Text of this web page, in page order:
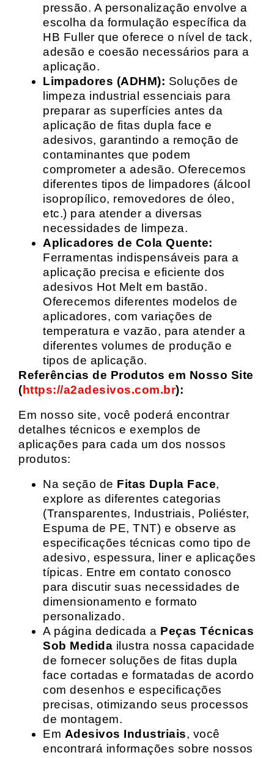
pressão. A personalização envolve a
escolha da formulação específica da
HB Fuller que oferece o nível de tack,
adesão e coesão necessários para a
aplicação.
Limpadores (ADHM): Soluções de
limpeza industrial essenciais para
preparar as superfícies antes da
aplicação de fitas dupla face e
adesivos, garantindo a remoção de
contaminantes que podem
comprometer a adesão. Oferecemos
diferentes tipos de limpadores (álcool
isopropílico, removedores de óleo,
etc.) para atender a diversas
necessidades de limpeza.
Aplicadores de Cola Quente:
Ferramentas indispensáveis para a
aplicação precisa e eficiente dos
adesivos Hot Melt em bastão.
Oferecemos diferentes modelos de
aplicadores, com variações de
temperatura e vazão, para atender a
diferentes volumes de produção e
tipos de aplicação.
Referências de Produtos em Nosso Site
(https://a2adesivos.com.br):
Em nosso site, você poderá encontrar
detalhes técnicos e exemplos de
aplicações para cada um dos nossos
produtos:
Na seção de Fitas Dupla Face,
explore as diferentes categorias
(Transparentes, Industriais, Poliéster,
Espuma de PE, TNT) e observe as
especificações técnicas como tipo de
adesivo, espessura, liner e aplicações
típicas. Entre em contato conosco
para discutir suas necessidades de
dimensionamento e formato
personalizado.
A página dedicada a Peças Técnicas
Sob Medida ilustra nossa capacidade
de fornecer soluções de fitas dupla
face cortadas e formatadas de acordo
com desenhos e especificações
precisas, otimizando seus processos
de montagem.
Em Adesivos Industriais, você
encontrará informações sobre nossos